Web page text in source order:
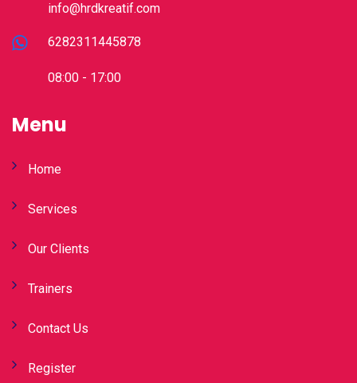
info@hrdkreatif.com
6282311445878
08:00 - 17:00
Menu
Home
Services
Our Clients
Trainers
Contact Us
Register